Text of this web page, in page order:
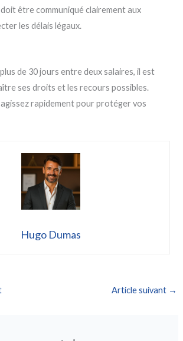
doit être communiqué clairement aux
les délais légaux.
de 30 jours entre deux salaires, il est
ses droits et les recours possibles.
rapidement pour protéger vos
Hugo Dumas
Article suivant →